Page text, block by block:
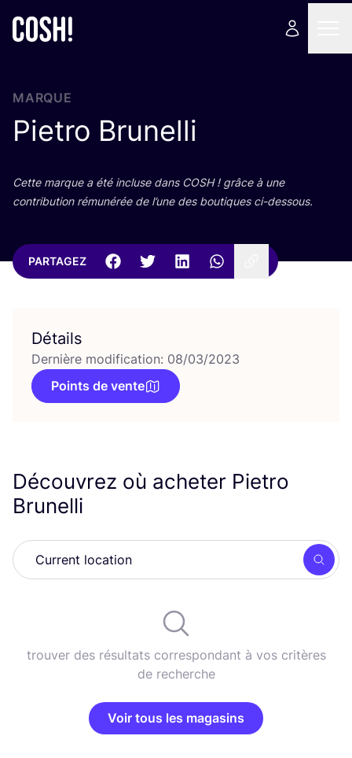
MARQUE
Pietro Brunelli
Cette marque a été incluse dans COSH! grâce à une
contri­bu­tion rému­né­rée de l’une des bou­tiques ci-dessous.
PARTAGEZ
Détails
Dernière modification: 08/03/2023
Points de vente
Découvrez où acheter Pietro
Brunelli
trouver des résultats correspondant à vos critères
de recherche
Voir tous les magasins